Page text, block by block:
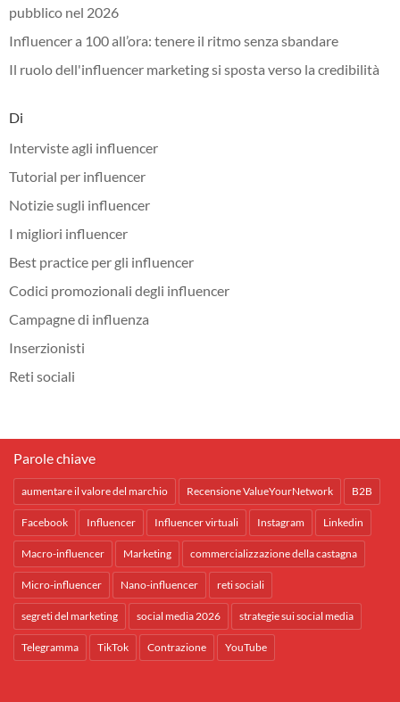
pubblico nel 2026
Influencer a 100 all’ora: tenere il ritmo senza sbandare
Il ruolo dell'influencer marketing si sposta verso la credibilità
Di
Interviste agli influencer
Tutorial per influencer
Notizie sugli influencer
I migliori influencer
Best practice per gli influencer
Codici promozionali degli influencer
Campagne di influenza
Inserzionisti
Reti sociali
Parole chiave
aumentare il valore del marchio Recensione ValueYourNetwork B2B
Facebook Influencer Influencer virtuali Instagram Linkedin
Macro-influencer Marketing commercializzazione della castagna
Micro-influencer Nano-influencer reti sociali
segreti del marketing social media 2026 strategie sui social media
Telegramma TikTok Contrazione YouTube